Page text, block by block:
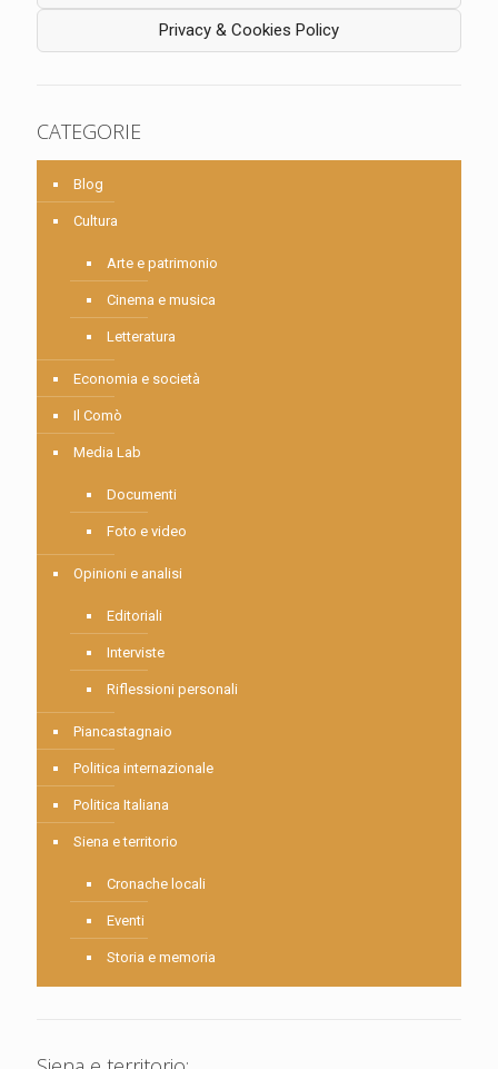
Privacy & Cookies Policy
CATEGORIE
Blog
Cultura
Arte e patrimonio
Cinema e musica
Letteratura
Economia e società
Il Comò
Media Lab
Documenti
Foto e video
Opinioni e analisi
Editoriali
Interviste
Riflessioni personali
Piancastagnaio
Politica internazionale
Politica Italiana
Siena e territorio
Cronache locali
Eventi
Storia e memoria